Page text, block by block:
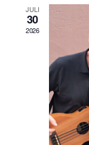
JULI
30
2026